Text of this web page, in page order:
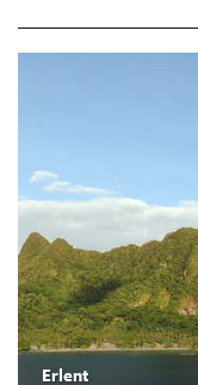
Erlent